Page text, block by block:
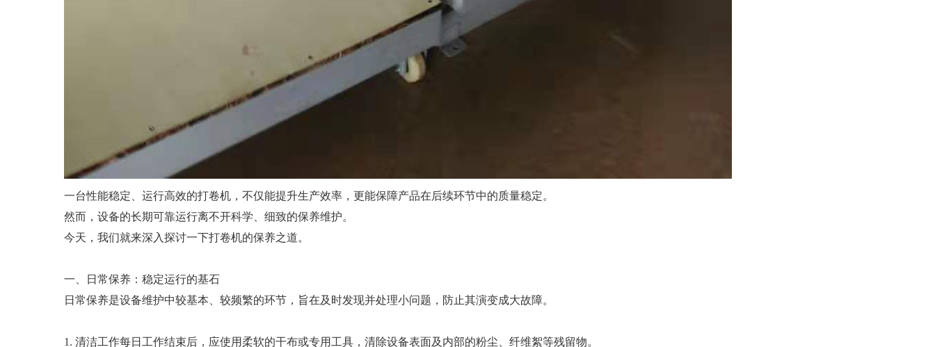
一台性能稳定、运行高效的打卷机，不仅能提升生产效率，更能保障产品在后续环节中的质量稳定。
然而，设备的长期可靠运行离不开科学、细致的保养维护。
今天，我们就来深入探讨一下打卷机的保养之道。
一、日常保养：稳定运行的基石
日常保养是设备维护中较基本、较频繁的环节，旨在及时发现并处理小问题，防止其演变成大故障。
1. 清洁工作每日工作结束后，应使用柔软的干布或专用工具，清除设备表面及内部的粉尘、纤维絮等残留物。